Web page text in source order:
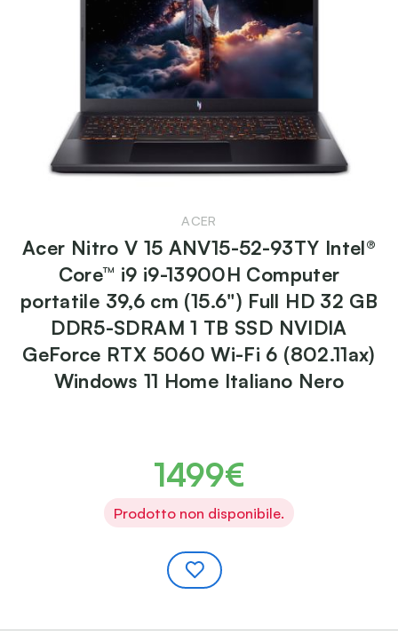
ACER
Acer Nitro V 15 ANV15-52-93TY Intel®
Core™ i9 i9-13900H Computer
portatile 39,6 cm (15.6") Full HD 32 GB
DDR5-SDRAM 1 TB SSD NVIDIA
GeForce RTX 5060 Wi-Fi 6 (802.11ax)
Windows 11 Home Italiano Nero
1499€
Prodotto non disponibile.